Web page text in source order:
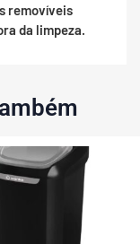
removíveis
da limpeza.